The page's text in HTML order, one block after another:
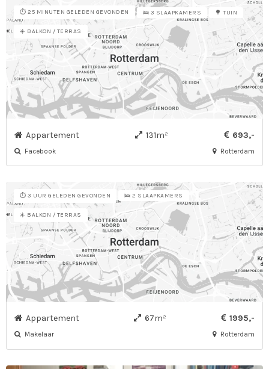
⏱️ 25 MINUTEN GELEDEN GEVONDEN 🛌 3 SLAAPKAMERS 🌳 TUIN
☀️ BALKON / TERRAS
Appartement 131m² 693,-
Facebook Rotterdam
⏱️ 3 UUR GELEDEN GEVONDEN 🛌 2 SLAAPKAMERS
☀️ BALKON / TERRAS
Appartement 67m² 1995,-
Makelaar Rotterdam